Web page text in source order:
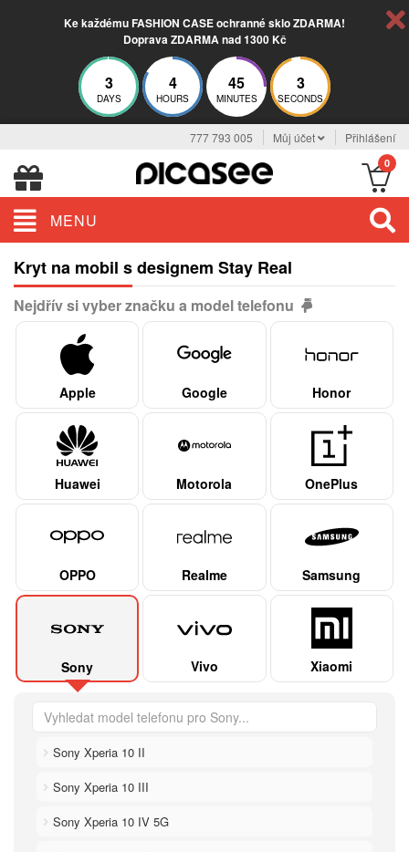
Ke každému FASHION CASE ochranné sklo ZDARMA!
Doprava ZDARMA nad 1300 Kč
3
DAYS
4
HOURS
45
MINUTES
3
SECONDS
777 793 005 Můj účet Přihlášení
0
MENU
Kryt na mobil s designem Stay Real
Nejdřív si vyber značku a model telefonu
Apple Google Honor
Huawei Motorola OnePlus
OPPO Realme Samsung
Sony Vivo Xiaomi
Sony Xperia 10 II
Sony Xperia 10 III
Sony Xperia 10 IV 5G